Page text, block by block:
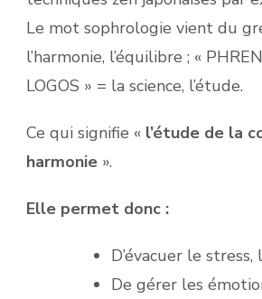
Le mot sophrologie vient du
l’harmonie, l’équilibre ; «
LOGOS » = la science, l’étude.
Ce qui signifie « l’étude de la
harmonie ».
Elle permet donc :
D’évacuer le stress,
De gérer les